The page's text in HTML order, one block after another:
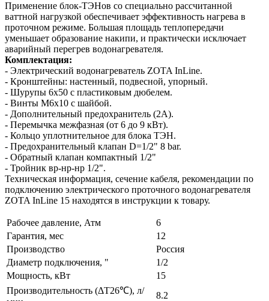
Применение блок-ТЭНов со специально рассчитанной
ваттной нагрузкой обеспечивает эффективность нагрева в
проточном режиме. Большая площадь теплопередачи
уменьшает образование накипи, и практически исключает
аварийный перегрев водонагревателя.
Комплектация:
- Электрический водонагреватель ZOTA InLine.
- Кронштейны: настенный, подвесной, упорный.
- Шурупы 6х50 с пластиковым дюбелем.
- Винты М6х10 с шайбой.
- Дополнительный предохранитель (2А).
- Перемычка межфазная (от 6 до 9 кВт).
- Кольцо уплотнительное для блока ТЭН.
- Предохранительный клапан D=1/2" 8 bar.
- Обратный клапан компактный 1/2"
- Тройник вр-нр-нр 1/2".
Техническая информация, сечение кабеля, рекомендации по
подключению электрического проточного водонагревателя
ZOTA InLine 15 находятся в инструкции к товару.
Рабочее давление, Атм
6
Гарантия, мес
12
Производство
Россия
Диаметр подключения, "
1/2
Мощность, кВт
15
Производительность (ΔT26℃), л/
8.2